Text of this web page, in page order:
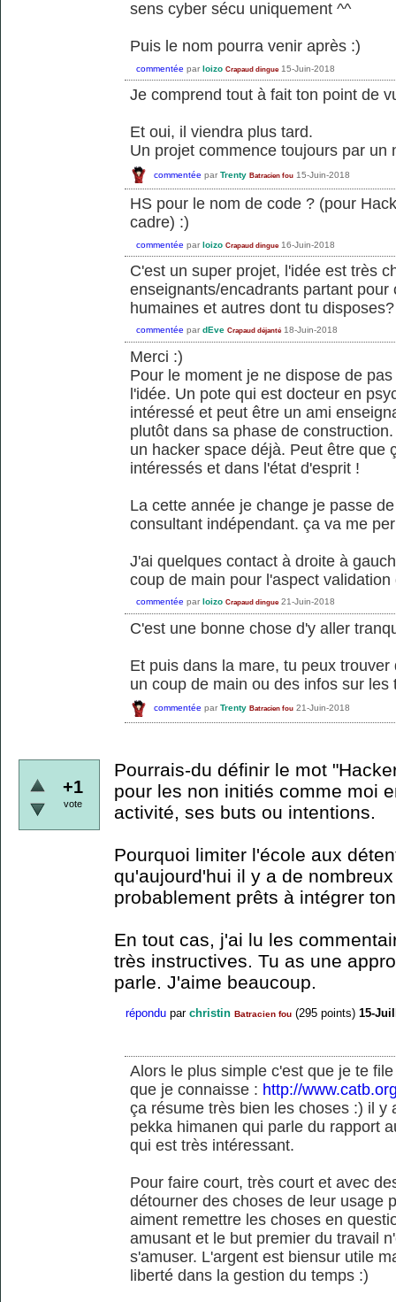
sens cyber sécu uniquement ^^
Puis le nom pourra venir après :)
commentée par loizo Crapaud dingue 15-Juin-2018
Je comprend tout à fait ton point de
Et oui, il viendra plus tard.
Un projet commence toujours par un
commentée par Trenty Batracien fou 15-Juin-2018
HS pour le nom de code ? (pour
cadre) :)
commentée par loizo Crapaud dingue 16-Juin-2018
C'est un super projet, l'idée est très
enseignants/encadrants partant
humaines et autres dont tu disposes?
commentée par dEve Crapaud déjanté 18-Juin-2018
Merci :)
Pour le moment je ne dispose de
l'idée. Un pote qui est docteur en
intéressé et peut être un ami
plutôt dans sa phase de
un hacker space déjà. Peut être que
intéressés et dans l'état d'esprit !
La cette année je change je passe
consultant indépendant. ça va me
J'ai quelques contact à droite à
coup de main pour l'aspect
commentée par loizo Crapaud dingue 21-Juin-2018
C'est une bonne chose d'y aller
Et puis dans la mare, tu peux
un coup de main ou des infos sur les
commentée par Trenty Batracien fou 21-Juin-2018
+1
vote
Pourrais-du définir le mot
pour les non initiés comme moi
activité, ses buts ou intentions.
Pourquoi limiter l'école aux
qu'aujourd'hui il y a de
probablement prêts à intégrer
En tout cas, j'ai lu les
très instructives. Tu as une
parle. J'aime beaucoup.
répondu par christin Batracien fou (295 points) 15-
Alors le plus simple c'est que je te
que je connaisse : http://
ça résume très bien les choses :) il y
pekka himanen qui parle du rapport
qui est très intéressant.
Pour faire court, très court et avec
détourner des choses de leur usage
aiment remettre les choses en
amusant et le but premier du travail
s'amuser. L'argent est biensur utile
liberté dans la gestion du temps :)